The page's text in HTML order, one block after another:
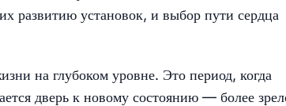
развитию установок, и выбор пути сердца
на глубоком уровне. Это период, когда
дверь к новому состоянию — более